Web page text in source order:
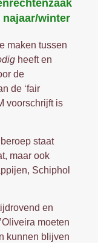
winter
maken tussen
heeft en
de
de ‘fair
voorschrijft is
staat
maar ook
Schiphol
en
moeten
kunnen blijven